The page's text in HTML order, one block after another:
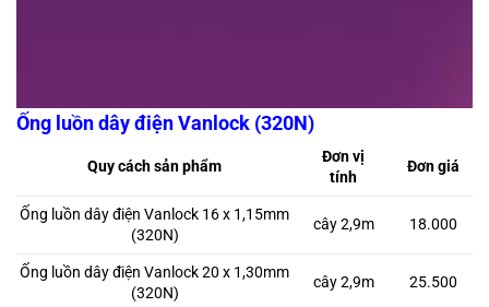
Ống luồn dây điện Vanlock (320N)
Quy cách sản phẩm
Đơn vị
tính
Đơn giá
Ống luồn dây điện Vanlock 16 x 1,15mm
(320N)
cây 2,9m 18.000
Ống luồn dây điện Vanlock 20 x 1,30mm
(320N)
cây 2,9m 25.500